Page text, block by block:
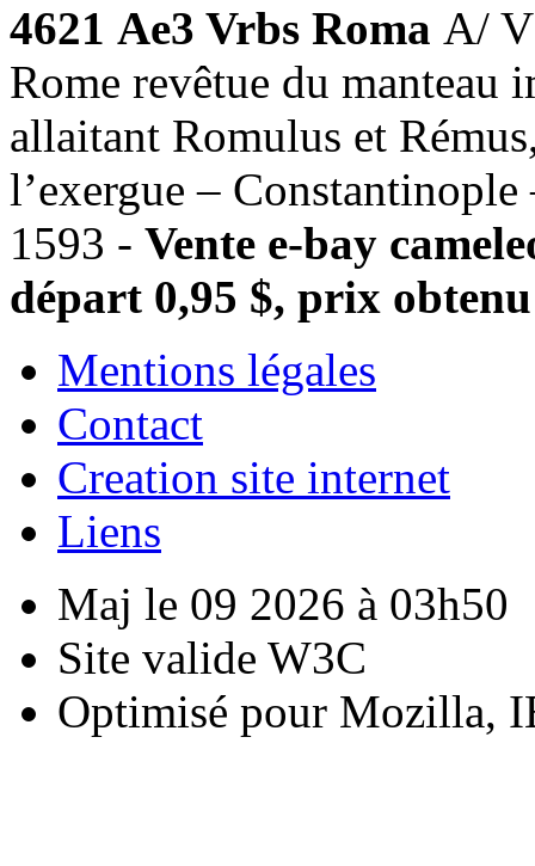
4621 Ae3 Vrbs Roma A/
Rome revêtue du manteau
allaitant Romulus et
l’exergue –
1593 - Vente e-bay
départ 0,95 $, prix
Mentions légales
Contact
Creation site internet
Liens
Maj le 09 2026 à 03h50
Site valide W3C
Optimisé pour Mozilla,